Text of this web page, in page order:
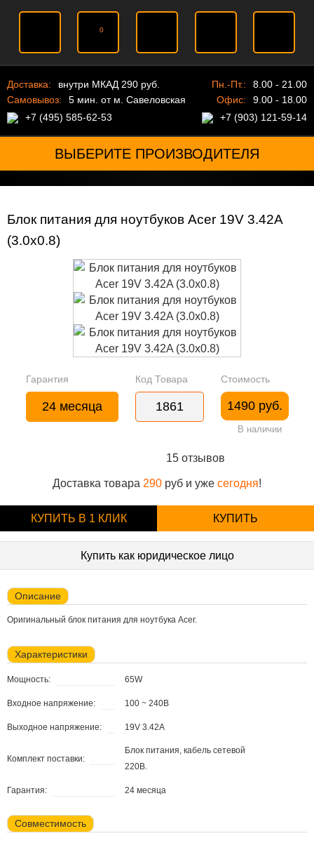
0
Доставка:
внутри МКАД 290 руб.
Самовывоз:
5 мин. от м. Савеловская
+7 (495) 585-62-53
Пн.-Пт.:
8.00 - 21.00
Офис:
9.00 - 18.00
+7 (903) 121-59-14
ВЫБЕРИТЕ ПРОИЗВОДИТЕЛЯ
Блок питания для ноутбуков Acer 19V 3.42A
(3.0x0.8)
Гарантия
24 месяца
Код Товара
1861
Стоимость
1490 руб.
В наличии
15 отзывов
Доставка товара 290 руб и уже сегодня!
КУПИТЬ В 1 КЛИК КУПИТЬ
Купить как юридическое лицо
Описание
Оригинальный блок питания для ноутбука Acer.
Характеристики
Мощность: 65W
Входное напряжение: 100 ~ 240В
Выходное напряжение: 19V 3.42A
Комплект поставки:
Блок питания, кабель сетевой
220В.
Гарантия: 24 месяца
Совместимость